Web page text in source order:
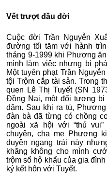
Vết trượt đầu đời
Cuộc đời Trần Nguyễn
đường tối tăm với hành
tháng 9-1999 khi Phương
mình làm việc nhưng bị
Một tuyên phạt Trần
tội Trộm cắp tài sản. Trong
quen Lê Thị Tuyết (SN
Đồng Nai, một đối tượng
dâm. Sau khi ra tù,
đàn bà đã từng có chồng
ngoài xã hội với “thú
chuyện, cha mẹ Phương
duyên ngang trái này
khăng không cho mình
trộm sổ hộ khẩu của gia
ký kết hôn với Tuyết.